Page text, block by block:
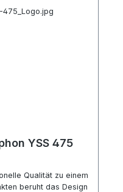
YSS 475
Qualität zu einem
beruht das Design